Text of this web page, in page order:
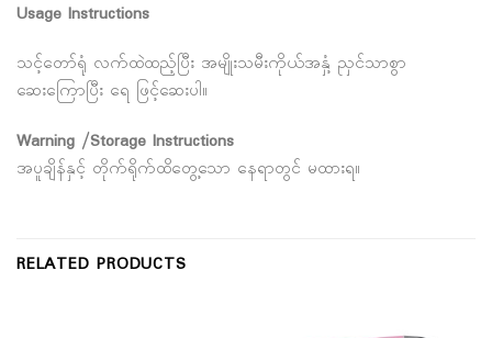
Usage Instructions
သင့်တော်ရုံ လက်ထဲထည့်ပြီး အမျိုးသမီးကိုယ်အနှံ့ ညှင်သာစွာ
ဆေးကြောပြီး ရေ ဖြင့်ဆေးပါ။
Warning /Storage Instructions
အပူချိန်နှင့် တိုက်ရိုက်ထိတွေ့သော နေရာတွင် မထားရ။
RELATED PRODUCTS